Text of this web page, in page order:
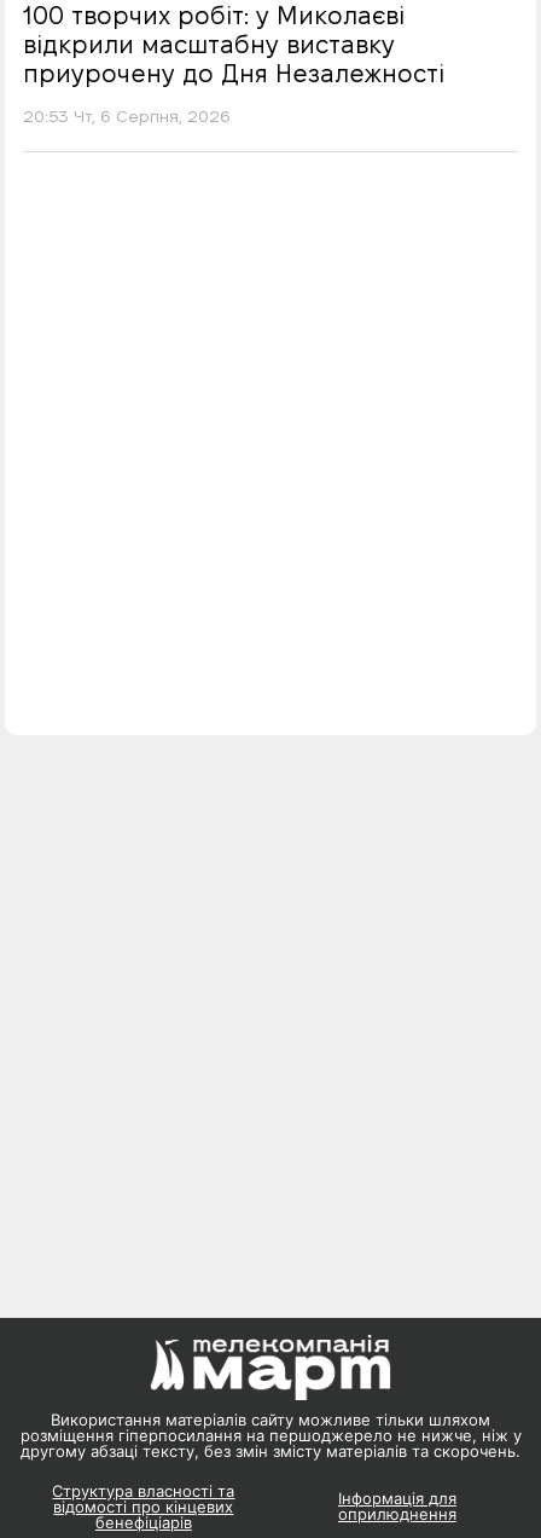
100 творчих робіт: у Миколаєві
відкрили масштабну виставку
приурочену до Дня Незалежності
20:53 Чт, 6 Серпня, 2026
Використання матеріалів сайту можливе тільки шляхом
розміщення гіперпосилання на першоджерело не нижче, ніж у
другому абзаці тексту, без змін змісту матеріалів та скорочень.
Структура власності та
відомості про кінцевих
бенефіціарів
Інформація для
оприлюднення